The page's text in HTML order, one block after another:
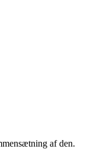
af den.